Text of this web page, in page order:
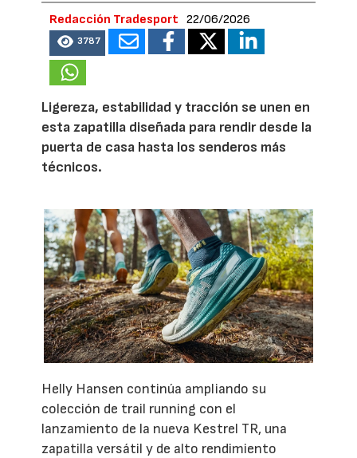
Redacción Tradesport 22/06/2026
3787
Ligereza, estabilidad y tracción se unen en
esta zapatilla diseñada para rendir desde la
puerta de casa hasta los senderos más
técnicos.
Helly Hansen continúa ampliando su
colección de trail running con el
lanzamiento de la nueva Kestrel TR, una
zapatilla versátil y de alto rendimiento